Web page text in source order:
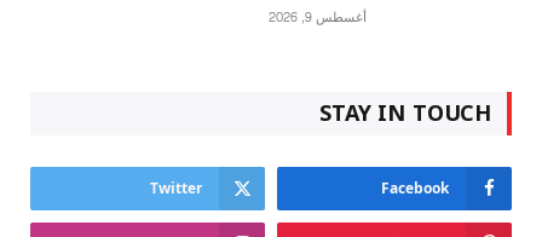
أغسطس 9, 2026
STAY IN TOUCH
Facebook
Twitter